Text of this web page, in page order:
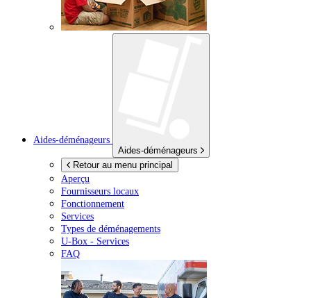
Aides-déménageurs
Aides-déménageurs
Retour au menu principal
Aperçu
Fournisseurs locaux
Fonctionnement
Services
Types de déménagements
U-Box - Services
FAQ